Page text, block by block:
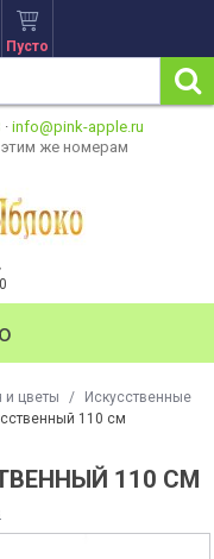
Пусто
· info@pink-apple.ru
же номерам
и цветы /
Искусственные
110 см
110 СМ